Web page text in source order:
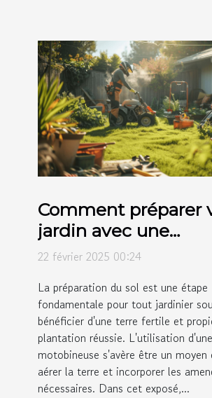
Comment préparer
jardin avec une
motobineuse avant la
22 février 2025 00:24
La préparation du sol est une étape
fondamentale pour tout jardinier
bénéficier d'une terre fertile et
plantation réussie. L'utilisation d'une
motobineuse s'avère être un
aérer la terre et incorporer les
nécessaires. Dans cet exposé,...